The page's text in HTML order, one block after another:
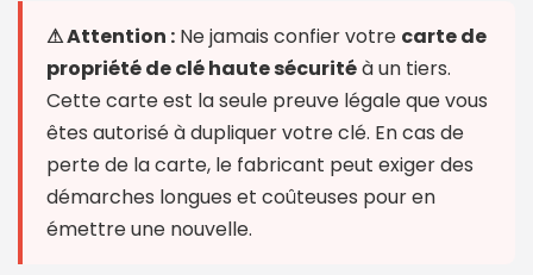
⚠ Attention : Ne jamais confier votre carte de
propriété de clé haute sécuritéà un tiers.
Cette carte est la seule preuve légale que vous
êtes autorisé à dupliquer votre clé. En cas de
perte de la carte, le fabricant peut exiger des
démarches longues et coûteuses pour en
émettre une nouvelle.